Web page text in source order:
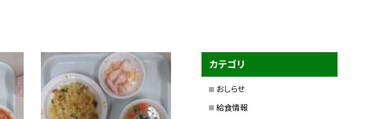
カテゴリ
おしらせ
給食情報